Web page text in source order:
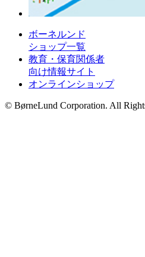
ボーネルンド
ショップ一覧
教育・保育関係者
向け情報サイト
オンラインショップ
© BørneLund Corporation. All